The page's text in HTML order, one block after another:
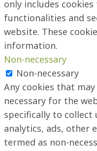
only includes
functionalities and
website. These
information.
Non-necessary
Non-necessary
Any cookies that
necessary for the
specifically to collect
analytics, ads, other
termed as non-